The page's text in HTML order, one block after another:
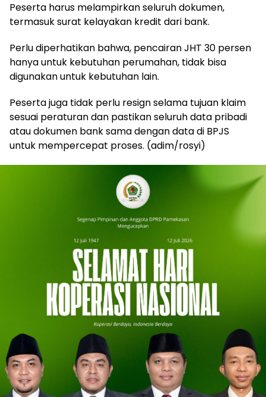
Peserta harus melampirkan seluruh dokumen,
termasuk surat kelayakan kredit dari bank.
Perlu diperhatikan bahwa, pencairan JHT 30 persen
hanya untuk kebutuhan perumahan, tidak bisa
digunakan untuk kebutuhan lain.
Peserta juga tidak perlu resign selama tujuan klaim
sesuai peraturan dan pastikan seluruh data pribadi
atau dokumen bank sama dengan data di BPJS
untuk mempercepat proses. (adim/rosyi)